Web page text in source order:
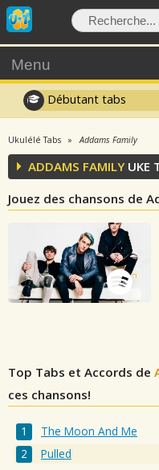
Menu
Débutant tabs
Ukulélé Tabs Addams Family
ADDAMS FAMILYUKE
Jouez des chansons de
Top Tabs et Accords de
ces chansons!
The Moon And Me
Pulled